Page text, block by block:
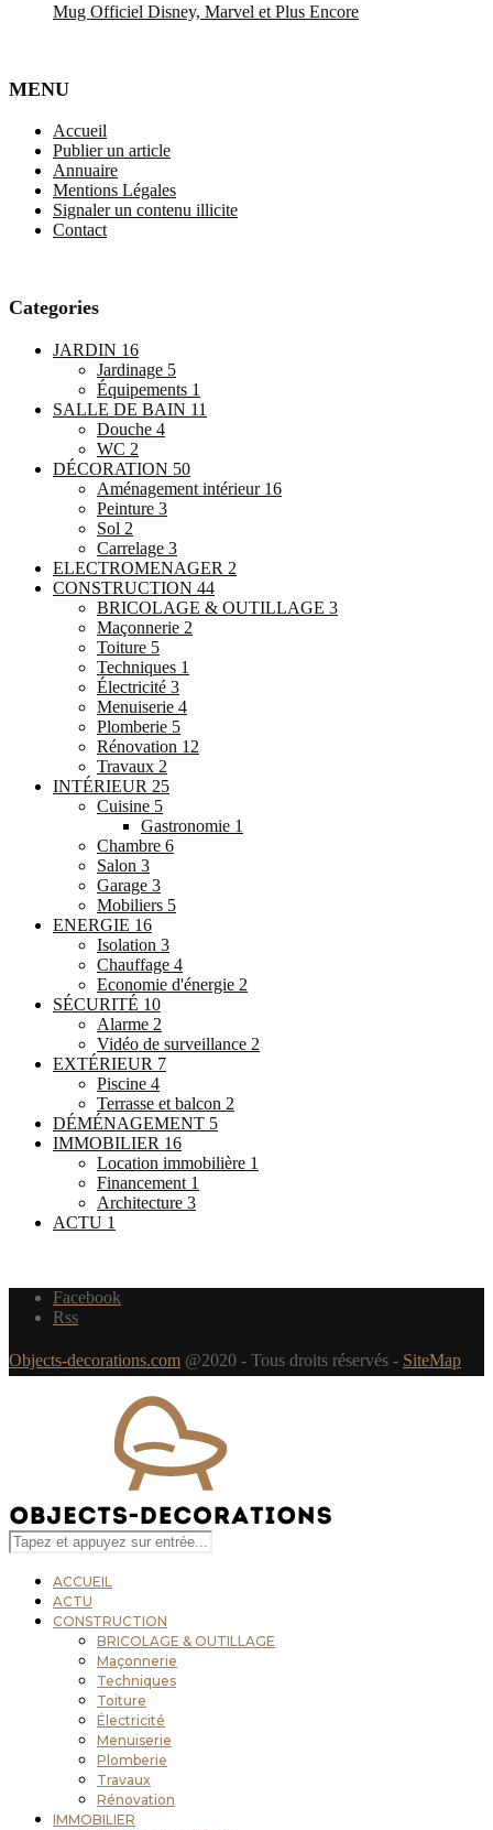
Mug Officiel Disney, Marvel et Plus Encore
MENU
Accueil
Publier un article
Annuaire
Mentions Légales
Signaler un contenu illicite
Contact
Categories
JARDIN 16
Jardinage 5
Équipements 1
SALLE DE BAIN 11
Douche 4
WC 2
DÉCORATION 50
Aménagement intérieur 16
Peinture 3
Sol 2
Carrelage 3
ELECTROMENAGER 2
CONSTRUCTION 44
BRICOLAGE & OUTILLAGE 3
Maçonnerie 2
Toiture 5
Techniques 1
Électricité 3
Menuiserie 4
Plomberie 5
Rénovation 12
Travaux 2
INTÉRIEUR 25
Cuisine 5
Gastronomie 1
Chambre 6
Salon 3
Garage 3
Mobiliers 5
ENERGIE 16
Isolation 3
Chauffage 4
Economie d'énergie 2
SÉCURITÉ 10
Alarme 2
Vidéo de surveillance 2
EXTÉRIEUR 7
Piscine 4
Terrasse et balcon 2
DÉMÉNAGEMENT 5
IMMOBILIER 16
Location immobilière 1
Financement 1
Architecture 3
ACTU 1
Facebook
Rss
Objects-decorations.com @2020 - Tous droits réservés - SiteMap
ACCUEIL
ACTU
CONSTRUCTION
BRICOLAGE & OUTILLAGE
Maçonnerie
Techniques
Toiture
Électricité
Menuiserie
Plomberie
Travaux
Rénovation
IMMOBILIER